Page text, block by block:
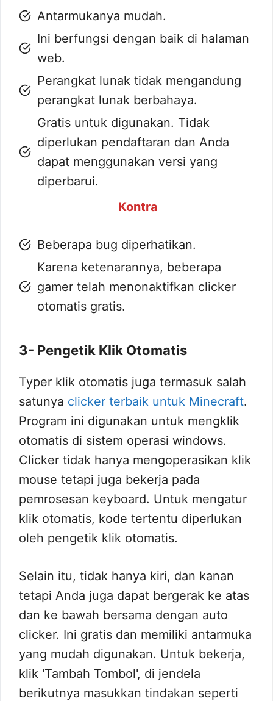
Antarmukanya mudah.
Ini berfungsi dengan baik di halaman
web.
Perangkat lunak tidak mengandung
perangkat lunak berbahaya.
Gratis untuk digunakan. Tidak
diperlukan pendaftaran dan Anda
dapat menggunakan versi yang
diperbarui.
Kontra
Beberapa bug diperhatikan.
Karena ketenarannya, beberapa
gamer telah menonaktifkan clicker
otomatis gratis.
3- Pengetik Klik Otomatis
Typer klik otomatis juga termasuk salah
satunya clicker terbaik untuk Minecraft.
Program ini digunakan untuk mengklik
otomatis di sistem operasi windows.
Clicker tidak hanya mengoperasikan klik
mouse tetapi juga bekerja pada
pemrosesan keyboard. Untuk mengatur
klik otomatis, kode tertentu diperlukan
oleh pengetik klik otomatis.
Selain itu, tidak hanya kiri, dan kanan
tetapi Anda juga dapat bergerak ke atas
dan ke bawah bersama dengan auto
clicker. Ini gratis dan memiliki antarmuka
yang mudah digunakan. Untuk bekerja,
klik 'Tambah Tombol', di jendela
berikutnya masukkan tindakan seperti